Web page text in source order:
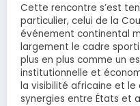
Cette rencontre s’est
particulier, celui de la
événement continental
largement le cadre
plus en plus comme un
institutionnelle et
la visibilité africaine et
synergies entre États et